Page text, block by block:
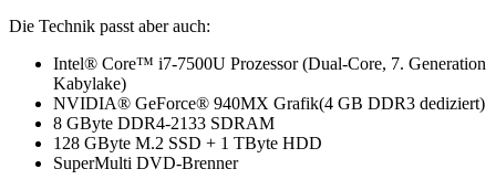
Die Technik passt aber auch:
Intel® Core™ i7-7500U Prozessor (Dual-Core, 7. Generation
Kabylake)
NVIDIA® GeForce® 940MX Grafik(4 GB DDR3 dediziert)
8 GByte DDR4-2133 SDRAM
128 GByte M.2 SSD + 1 TByte HDD
SuperMulti DVD-Brenner